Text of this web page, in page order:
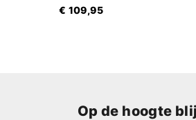
€ 109,95
Op de hoogte